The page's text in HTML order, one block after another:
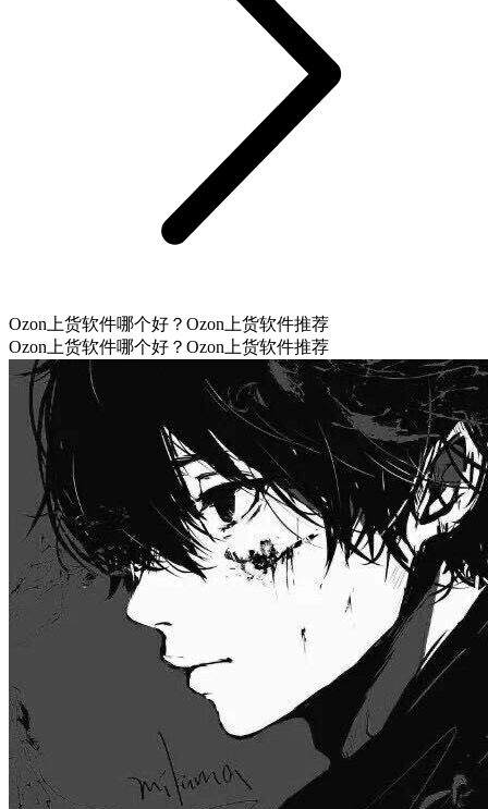
Ozon上货软件哪个好？Ozon上货软件推荐
Ozon上货软件哪个好？Ozon上货软件推荐